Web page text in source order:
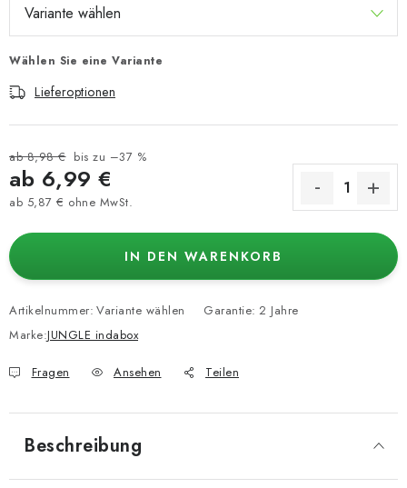
Wählen Sie eine Variante
Lieferoptionen
ab 8,98 € bis zu –37 %
ab 6,99 €
ab 5,87 € ohne MwSt.
IN DEN WARENKORB
Artikelnummer: Variante wählen
Marke:JUNGLE indabox
Garantie: 2 Jahre
Fragen Ansehen Teilen
Beschreibung